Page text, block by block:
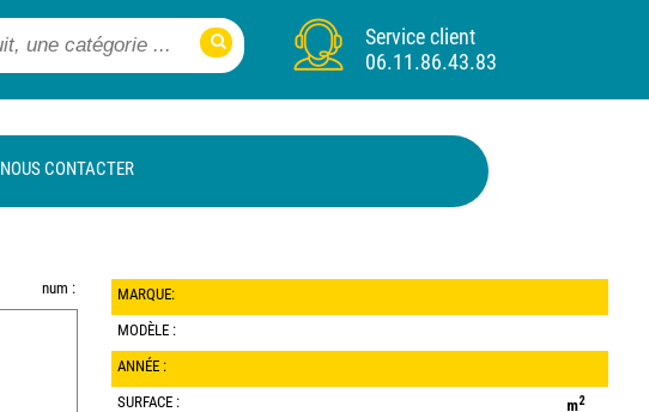
Service client
06.11.86.43.83
NOUS CONTACTER
num :
MARQUE:
MODÈLE :
ANNÉE :
SURFACE :
m2